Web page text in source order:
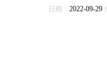
日期： 2022-09-29